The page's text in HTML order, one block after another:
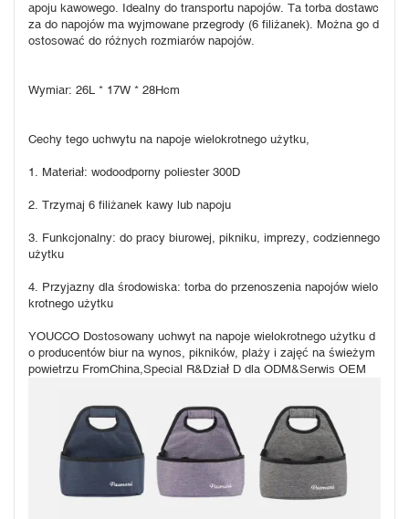
apoju kawowego. Idealny do transportu napojów. Ta torba dostawc
za do napojów ma wyjmowane przegrody (6 filiżanek). Można go d
ostosować do różnych rozmiarów napojów.
Wymiar: 26L * 17W * 28Hcm
Cechy tego uchwytu na napoje wielokrotnego użytku,
1. Materiał: wodoodporny poliester 300D
2. Trzymaj 6 filiżanek kawy lub napoju
3. Funkcjonalny: do pracy biurowej, pikniku, imprezy, codziennego
użytku
4. Przyjazny dla środowiska: torba do przenoszenia napojów wielo
krotnego użytku
YOUCCO Dostosowany uchwyt na napoje wielokrotnego użytku d
o producentów biur na wynos, pikników, plaży i zajęć na świeżym
powietrzu FromChina,Special R&Dział D dla ODM&Serwis OEM